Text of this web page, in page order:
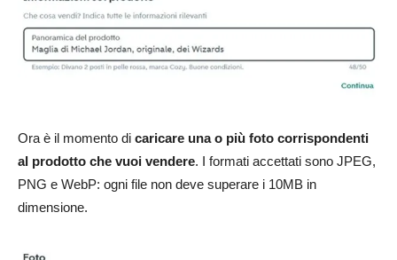
Ora è il momento di caricare una o più foto corrispondenti
al prodotto che vuoi vendere. I formati accettati sono JPEG,
PNG e WebP: ogni file non deve superare i 10MB in
dimensione.